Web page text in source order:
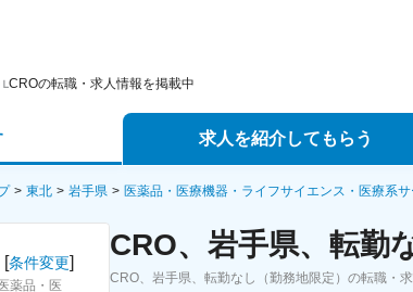
CROの転職・求人情報を掲載中
求人を紹介してもらう
エージェントサービス
スカウトサービス
東北 岩手県 医薬品・医療機器・ライフサイエンス・医療系
[条件変更]
薬品・医
CRO、岩手県、転勤
CRO、岩手県、転勤なし（勤務地限定）の転職・